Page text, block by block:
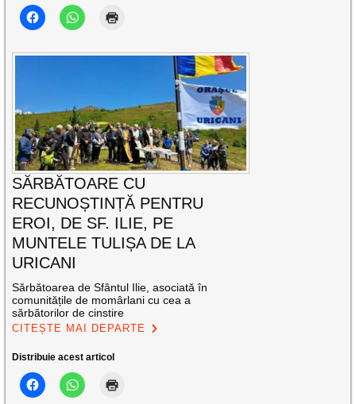
SĂRBĂTOARE CU
RECUNOȘTINȚĂ PENTRU
EROI, DE SF. ILIE, PE
MUNTELE TULIȘA DE LA
URICANI
Sărbătoarea de Sfântul Ilie, asociată în
comunitățile de momârlani cu cea a
sărbătorilor de cinstire
CITEȘTE MAI DEPARTE
Distribuie acest articol